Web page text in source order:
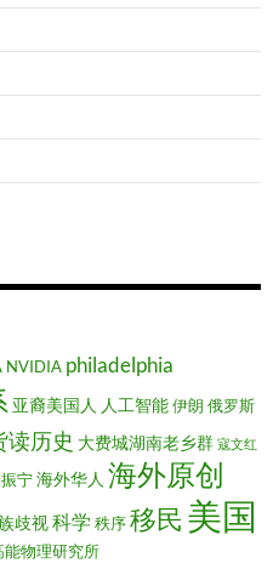
NVIDIA philadelphia
亚裔美国人 人工智能伊朗 俄罗斯
读历史 大费城湖南老乡群 寇文红
宁海外华人 海外原创
歧视科学 秩序移民 美国
能物理研究所